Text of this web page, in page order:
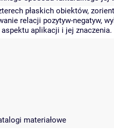
płaskich obiektów,
relacji pozytyw-negatyw,
aplikacji i jej znaczenia.
materiałowe